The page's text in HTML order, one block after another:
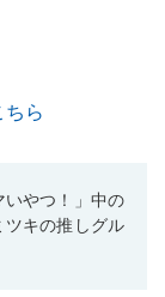
ちら
いやつ！」中の
ツキの推しグル